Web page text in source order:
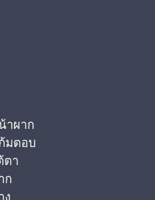
าผาก
มตอบ
ตา​
ก
ง